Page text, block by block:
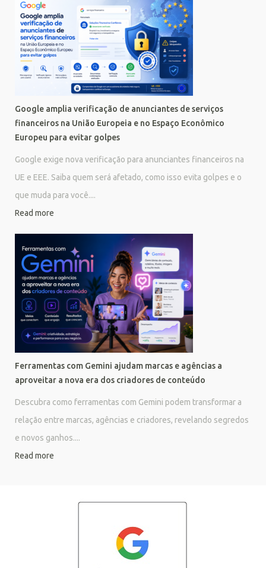
Google amplia verificação de anunciantes de serviços
financeiros na União Europeia e no Espaço Econômico
Europeu para evitar golpes
Google exige nova verificação para anunciantes financeiros na
UE e EEE. Saiba quem será afetado, como isso evita golpes e o
que muda para você....
Read more
Ferramentas com Gemini ajudam marcas e agências a
aproveitar a nova era dos criadores de conteúdo
Descubra como ferramentas com Gemini podem transformar a
relação entre marcas, agências e criadores, revelando segredos
e novos ganhos....
Read more